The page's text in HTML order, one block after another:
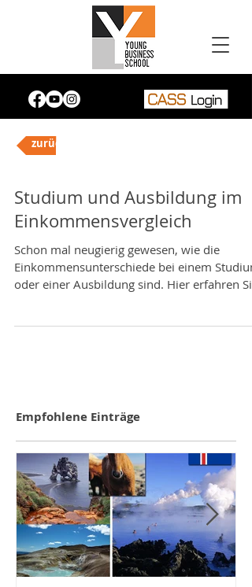
zurück
Studium und Ausbildung im
Einkommensvergleich
Schon mal neugierig gewesen, wie die
Einkommensunterschiede bei einem Studium
oder einer Ausbildung sind. Hier erfahren Sie
Empfohlene Einträge